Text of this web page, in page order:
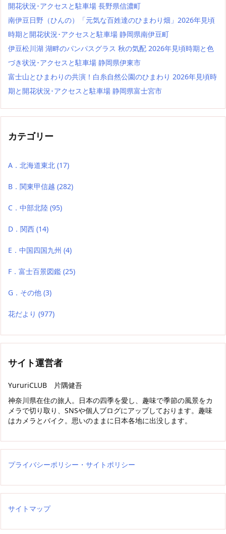
開花状況･アクセスと駐車場 長野県信濃町
南伊豆日野（ひんの）「元気な百姓達のひまわり畑」2026年見頃
時期と開花状況･アクセスと駐車場 静岡県南伊豆町
伊豆松川湖 湖畔のパンパスグラス 秋の気配 2026年見頃時期と色
づき状況･アクセスと駐車場 静岡県伊東市
富士山とひまわりの共演！白糸自然公園のひまわり 2026年見頃時
期と開花状況･アクセスと駐車場 静岡県富士宮市
カテゴリー
A．北海道東北 (17)
B．関東甲信越 (282)
C．中部北陸 (95)
D．関西 (14)
E．中国四国九州 (4)
F．富士百景図鑑 (25)
G．その他 (3)
花だより (977)
サイト運営者
YururiCLUB 片隅健吾
神奈川県在住の旅人。日本の四季を愛し、趣味で季節の風景をカ
メラで切り取り、SNSや個人ブログにアップしております。趣味
はカメラとバイク。思いのままに日本各地に出没します。
プライバシーポリシー・サイトポリシー
サイトマップ